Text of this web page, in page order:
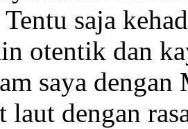
saja
otentik dan
saya
laut dengan